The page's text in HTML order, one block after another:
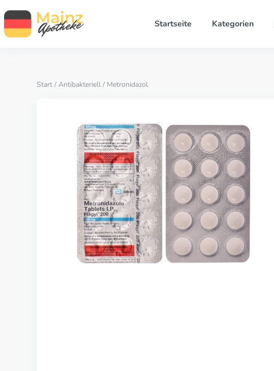
Startseite Kategorien
Start / Antibakteriell / Metronidazol